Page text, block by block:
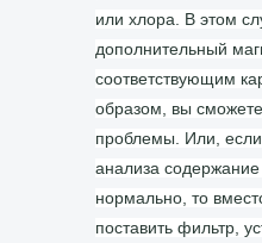
или хлора. В этом
дополнительный
соответствующим
образом, вы
проблемы. Или, если
анализа содержание
нормально, то
поставить фильтр,